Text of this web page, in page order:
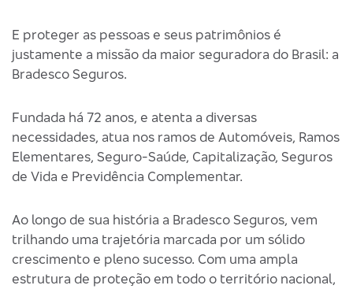
E proteger as pessoas e seus patrimônios é
justamente a missão da maior seguradora do Brasil: a
Bradesco Seguros.
Fundada há 72 anos, e atenta a diversas
necessidades, atua nos ramos de Automóveis, Ramos
Elementares, Seguro-Saúde, Capitalização, Seguros
de Vida e Previdência Complementar.
Ao longo de sua história a Bradesco Seguros, vem
trilhando uma trajetória marcada por um sólido
crescimento e pleno sucesso. Com uma ampla
estrutura de proteção em todo o território nacional,